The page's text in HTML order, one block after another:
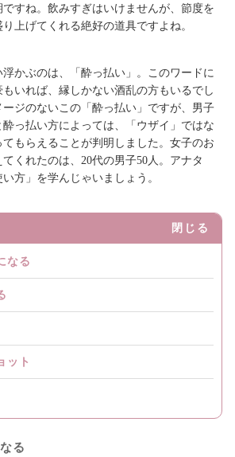
すね。 飲みすぎはいけませんが、節度を
上げてくれる絶好の道具ですよね。
かぶのは、「酔っ払い」。このワードに
いれば、縁しかない酒乱の方もいるでし
ジのないこの「酔っ払い」ですが、男子
っ払い方によっては、「ウザイ」ではな
もらえることが判明しました。 女子のお
くれたのは、20代の男子50人。 アナタ
方」を学んじゃいましょう。
閉じる
なる
ット
る